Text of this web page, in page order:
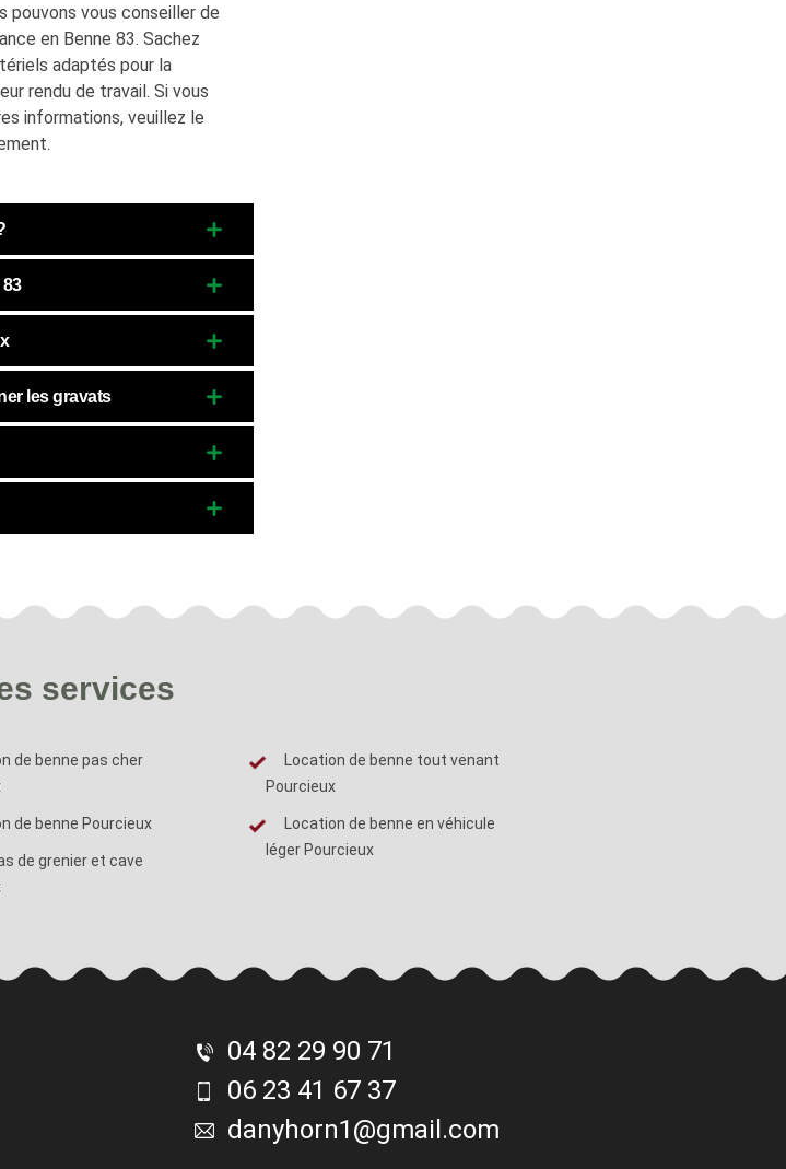
pouvons vous conseiller de
en Benne 83. Sachez
adaptés pour la
rendu de travail. Si vous
informations, veuillez le
les gravats
services
de benne pas cher
de benne Pourcieux
de grenier et cave
Location de benne tout venant
Pourcieux
Location de benne en véhicule
léger Pourcieux
04 82 29 90 71
06 23 41 67 37
danyhorn1@gmail.com